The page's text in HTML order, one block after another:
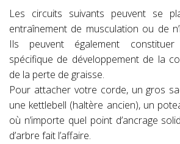
Les circuits suivants peuvent se
entraînement de musculation ou de
Ils peuvent également
spécifique de développement de la
de la perte de graisse.
Pour attacher votre corde, un gros
une kettlebell (haltère ancien), un
où n’importe quel point d’ancrage
d’arbre fait l’affaire.